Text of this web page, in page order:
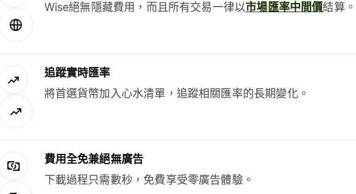
Wise絕無隱藏費用，而且所有交易一律以市場匯率中間價結算。
追蹤實時匯率
將首選貨幣加入心水清單，追蹤相關匯率的長期變化。
費用全免兼絕無廣告
下載過程只需數秒，免費享受零廣告體驗。